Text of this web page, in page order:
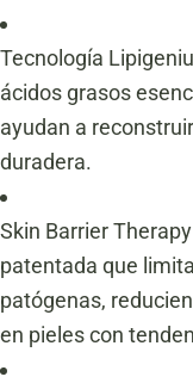
Tecnología
ácidos grasos
ayudan a
duradera.
Skin Barrier
patentada que
patógenas,
en pieles con